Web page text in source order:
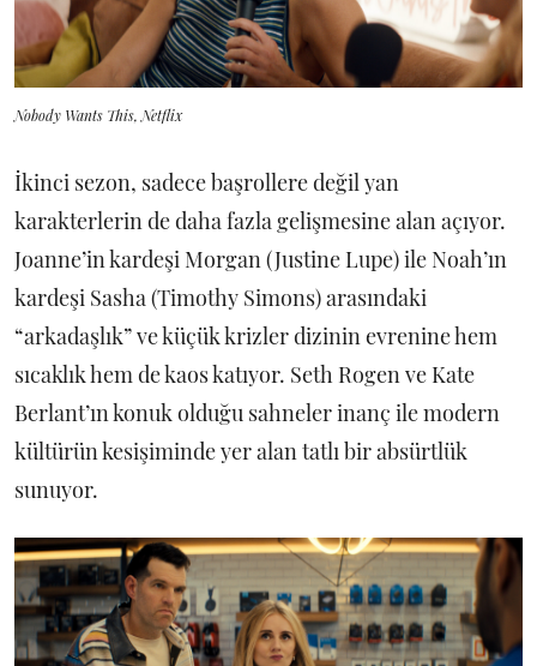
Nobody Wants This, Netflix
İkinci sezon, sadece başrollere değil yan
karakterlerin de daha fazla gelişmesine alan açıyor.
Joanne’in kardeşi Morgan (Justine Lupe) ile Noah’ın
kardeşi Sasha (Timothy Simons) arasındaki
“arkadaşlık” ve küçük krizler dizinin evrenine hem
sıcaklık hem de kaos katıyor. Seth Rogen ve Kate
Berlant’ın konuk olduğu sahneler inanç ile modern
kültürün kesişiminde yer alan tatlı bir absürtlük
sunuyor.